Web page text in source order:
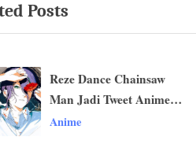
Posts
Reze Dance Chainsaw
Man Jadi Tweet Anime
Paling Disukai
Anime